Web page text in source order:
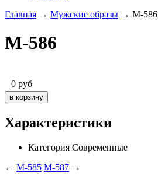
Главная → Мужские образы → M-586
M-586
0 руб
Характеристики
Категория Современные
← M-585 M-587 →